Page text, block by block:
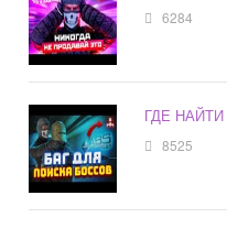
6284
ГДЕ
8525